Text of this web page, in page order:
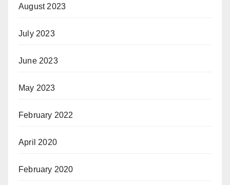
August 2023
July 2023
June 2023
May 2023
February 2022
April 2020
February 2020